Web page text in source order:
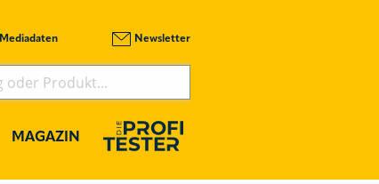
Mediadaten Newsletter
MAGAZIN